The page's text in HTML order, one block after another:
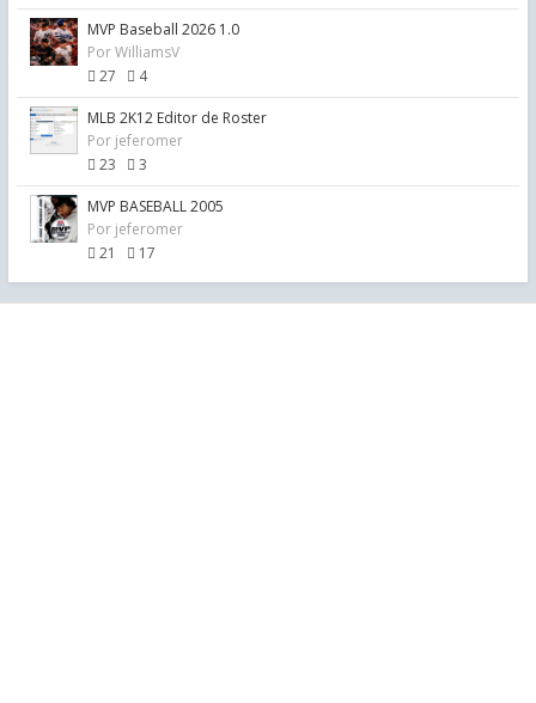
MVP Baseball 2026 1.0
PorWilliamsV
27
4
MLB 2K12 Editor de Roster
Por jeferomer
23
3
MVP BASEBALL 2005
Por jeferomer
21
17